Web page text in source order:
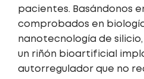
pacientes. Basándonos
comprobados en
nanotecnología de
un riñón bioartificial
autorregulador que no